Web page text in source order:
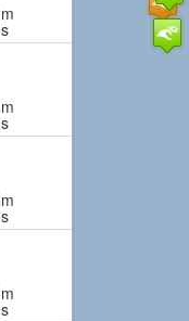
m
s
m
s
m
s
m
s